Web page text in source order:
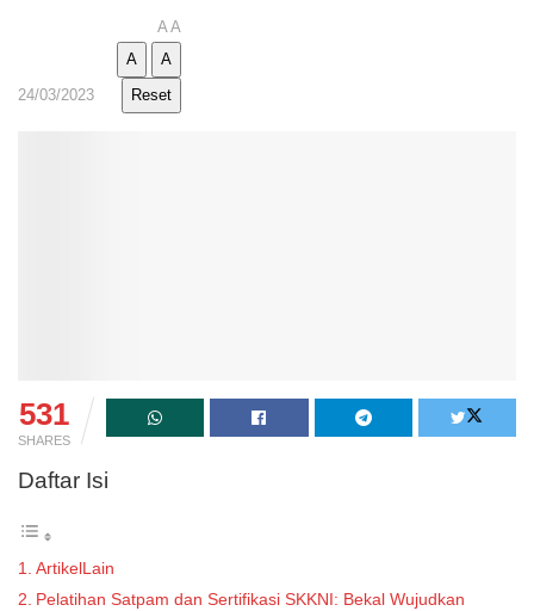
24/03/2023
A A
A
A
Reset
531
SHARES
Daftar Isi
ArtikelLain
Pelatihan Satpam dan Sertifikasi SKKNI: Bekal Wujudkan